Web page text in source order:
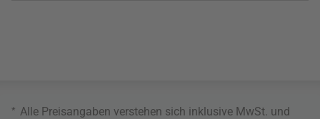
* Alle Preisangaben verstehen sich inklusive MwSt. und